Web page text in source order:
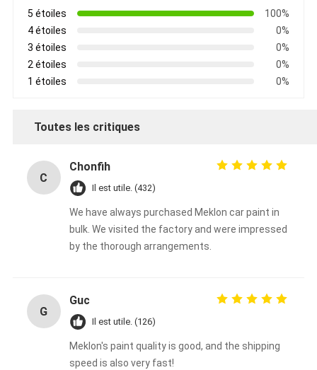
5 étoiles
100%
4 étoiles
0%
3 étoiles
0%
2 étoiles
0%
1 étoiles
0%
Toutes les critiques
C
Chonfih
Il est utile. (432)
We have always purchased Meklon car paint in
bulk. We visited the factory and were impressed
by the thorough arrangements.
G
Guc
Il est utile. (126)
Meklon's paint quality is good, and the shipping
speed is also very fast!